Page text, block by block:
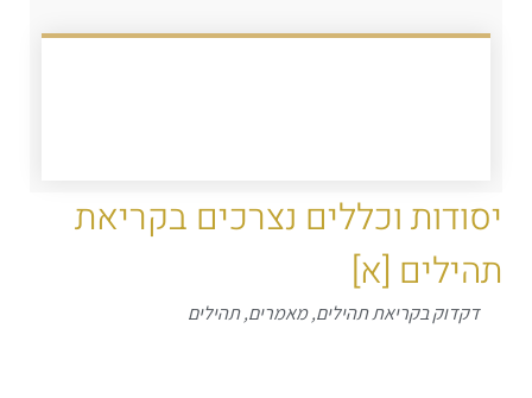
יסודות וכללים נצרכים בקריאת
תהילים [א]
דקדוק בקריאת תהילים,מאמרים,תהילים